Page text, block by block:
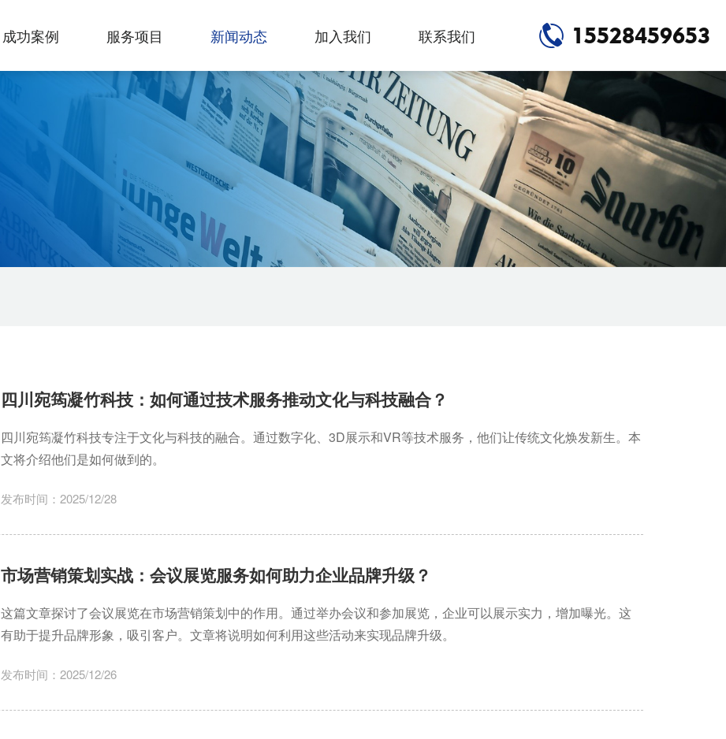
成功案例 服务项目 新闻动态 加入我们 联系我们 15528459653
四川宛筠凝竹科技：如何通过技术服务推动文化与科技融合？
四川宛筠凝竹科技专注于文化与科技的融合。通过数字化、3D展示和VR等技术服务，他们让传统文化焕发新生。本
文将介绍他们是如何做到的。
发布时间：2025/12/28
市场营销策划实战：会议展览服务如何助力企业品牌升级？
这篇文章探讨了会议展览在市场营销策划中的作用。通过举办会议和参加展览，企业可以展示实力，增加曝光。这
有助于提升品牌形象，吸引客户。文章将说明如何利用这些活动来实现品牌升级。
发布时间：2025/12/26